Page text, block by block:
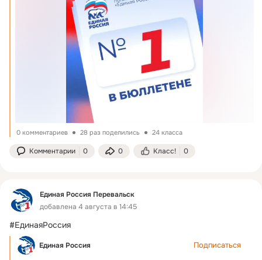
0 комментариев 28 раз поделились 24 класса
Комментарии 0 0 Класс! 0
Единая Россия Перевальск
добавлена 4 августа в 14:45
#ЕдинаяРоссия
Единая Россия Подписаться